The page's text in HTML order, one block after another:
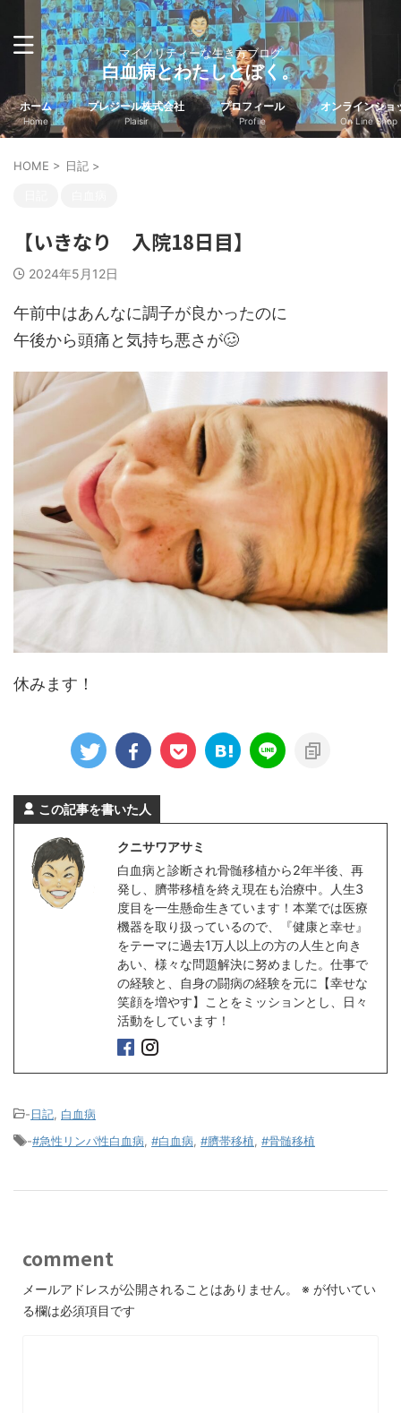
マイノリティーな生き方ブログ
白血病とわたしとぼく。
ホーム
Home
プレジール株式会社
Plaisir
プロフィール
Profile
オンラインショ
On Line Shop
HOME > 日記 >
【いきなり 入院18日目】
2024年5月12日
午前中はあんなに調子が良かったのに
午後から頭痛と気持ち悪さが🥴
休みます！
この記事を書いた人
クニサワアサミ
白血病と診断され骨髄移植から2年半後、再
発し、臍帯移植を終え現在も治療中。人生3
度目を一生懸命生きています！本業では医療
機器を取り扱っているので、『健康と幸せ』
をテーマに過去1万人以上の方の人生と向き
あい、様々な問題解決に努めました。仕事で
の経験と、自身の闘病の経験を元に【幸せな
笑顔を増やす】ことをミッションとし、日々
活動をしています！
-日記 白血病
-#急性リンパ性白血病 #白血病 #臍帯移植 #骨髄移植
comment
メールアドレスが公開されることはありません。 ※ が付いてい
る欄は必須項目です